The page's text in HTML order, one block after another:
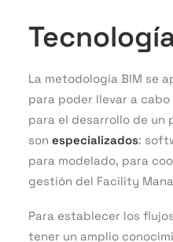
La metodología BIM se
para poder llevar a
para el desarrollo de un
son especializados:
para modelado, para
gestión del Facility
Para establecer los
tener un amplio